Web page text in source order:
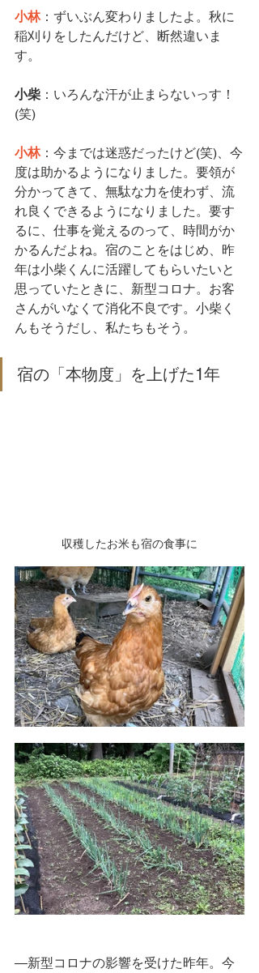
小林：ずいぶん変わりましたよ。秋に
稲刈りをしたんだけど、断然違いま
す。
小柴 ：いろんな汗が止まらないっす！
(笑)
小林：今までは迷惑だったけど(笑)、今
度は助かるようになりました。要領が
分かってきて、無駄な力を使わず、流
れ良くできるようになりました。要す
るに、仕事を覚えるのって、時間がか
かるんだよね。宿のことをはじめ、昨
年は小柴くんに活躍してもらいたいと
思っていたときに、新型コロナ。お客
さんがいなくて消化不良です。 小柴く
ん もそうだし、私たちもそう。
宿の「本物度」を上げた1年
収穫したお米も宿の食事に
―新型コロナの影響を受けた昨年。今